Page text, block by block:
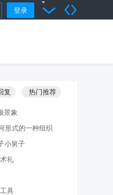
登录
复 热门推荐
景象
形式的一种组织
小舅子
礼
具